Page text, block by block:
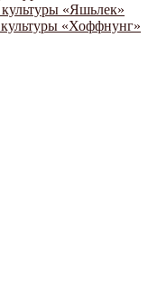
«Яшьлек»
«Хоффнунг»